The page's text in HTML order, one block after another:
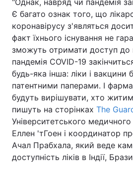
"Однак, навряд чи пандемія
Є багато ознак того, що
коронавірусу з'являться
факт їхнього існування не
зможуть отримати доступ до
пандемія COVID-19
будь-яка інша: ліки і вакцини
патентними паперами. І
будуть вирішувати, хто
пишуть на сторінках The
Університетського медичного
Еллен 'тГоен і координатор
Ачал Прабхала, який веде
доступність ліків в Індії,